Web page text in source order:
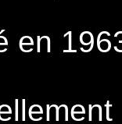
en